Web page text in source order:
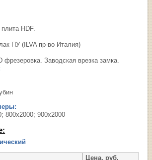
HDF.
ПУ (ILVA пр-во Италия)
фрезеровка. Заводская врезка замка.
800х2000; 900х2000
Цена, руб.